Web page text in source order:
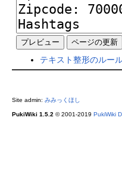
テキスト整形のルー
Site admin: みみっくほし
PukiWiki 1.5.2 © 2001-2019 PukiWiki